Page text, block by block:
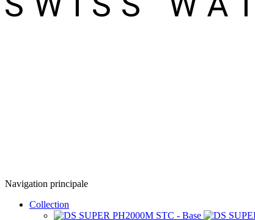
Navigation principale
Collection